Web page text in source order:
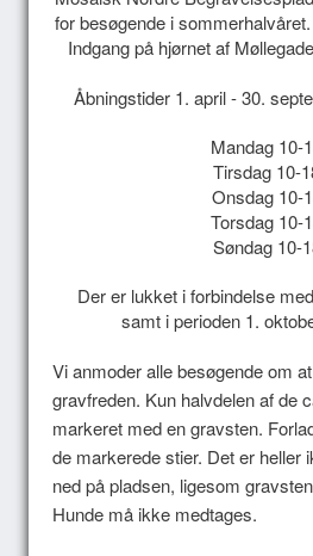
for besøgende i
Indgang på hjørnet af
Åbningstider 1. april - 30.
Mandag 10-
Tirsdag 10-
Onsdag 10-
Torsdag 10-
Søndag 10-
Der er lukket i forbindelse
samt i perioden 1.
Vi anmoder alle besøgende om
gravfreden. Kun halvdelen af de
markeret med en gravsten.
de markerede stier. Det er heller
ned på pladsen, ligesom
Hunde må ikke medtages.